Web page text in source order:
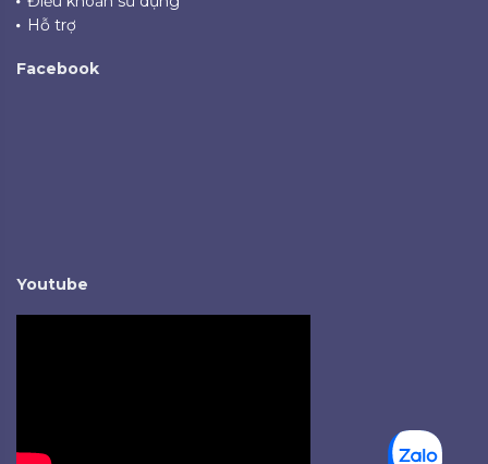
Hỗ trợ
Facebook
Youtube